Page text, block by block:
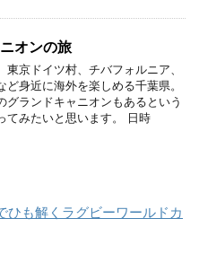
オンの旅
東京ドイツ村、チバフォルニア、
ど身近に海外を楽しめる千葉県。
グランドキャニオンもあるという
てみたいと思います。 日時
も解くラグビーワールドカ